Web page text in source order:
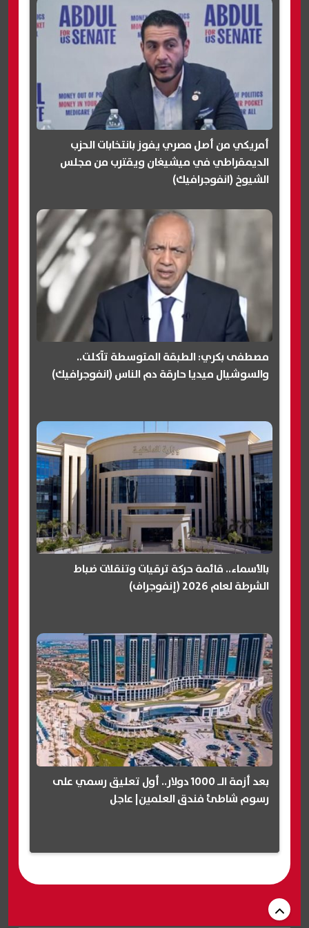
أمريكي من أصل مصري يفوز بانتخابات الحزب
الديمقراطي في ميشيغان ويقترب من مجلس
الشيوخ (انفوجرافيك)
مصطفى بكري: الطبقة المتوسطة تآكلت..
والسوشيال ميديا حارقة دم الناس (انفوجرافيك)
بالأسماء.. قائمة حركة ترقيات وتنقلات ضباط
الشرطة لعام 2026 (إنفوجراف)
بعد أزمة الـ 1000 دولار.. أول تعليق رسمي على
رسوم شاطئ فندق العلمين| عاجل